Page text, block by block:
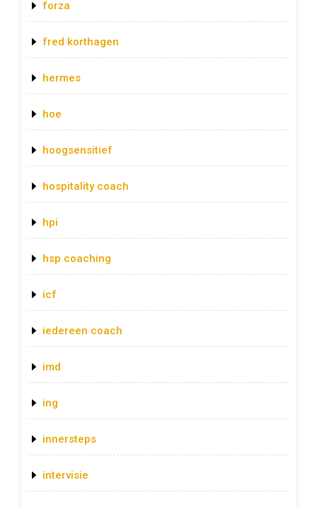
forza
fred korthagen
hermes
hoe
hoogsensitief
hospitality coach
hpi
hsp coaching
icf
iedereen coach
imd
ing
innersteps
intervisie